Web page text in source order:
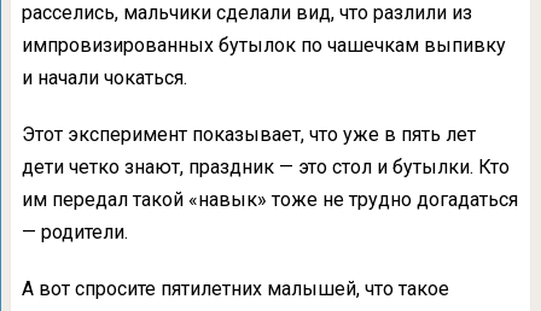
расселись, мальчики сделали вид, что разлили из
импровизированных бутылок по чашечкам выпивку
и начали чокаться.
Этот эксперимент показывает, что уже в пять лет
дети четко знают, праздник — это стол и бутылки. Кто
им передал такой «навык» тоже не трудно догадаться
— родители.
А вот спросите пятилетних малышей, что такое